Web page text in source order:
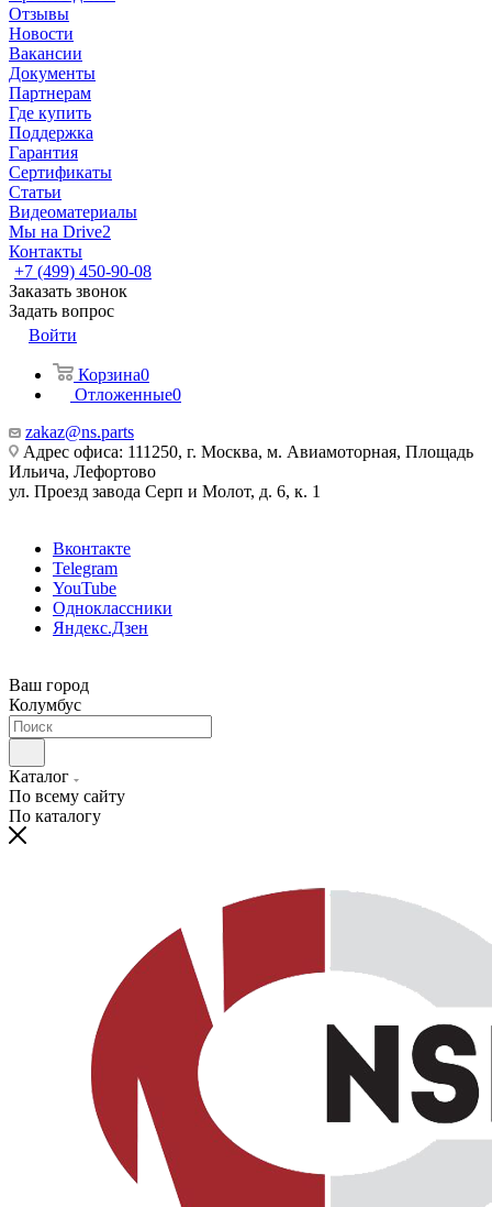
Отзывы
Новости
Вакансии
Документы
Партнерам
Где купить
Поддержка
Гарантия
Сертификаты
Статьи
Видеоматериалы
Мы на Drive2
Контакты
+7 (499) 450-90-08
Заказать звонок
Задать вопрос
Войти
Корзина0
Отложенные0
zakaz@ns.parts
Адрес офиса: 111250, г. Москва, м. Авиамоторная, Площадь
Ильича, Лефортово
ул. Проезд завода Серп и Молот, д. 6, к. 1
Вконтакте
Telegram
YouTube
Одноклассники
Яндекс.Дзен
Ваш город
Колумбус
Каталог
По всему сайту
По каталогу